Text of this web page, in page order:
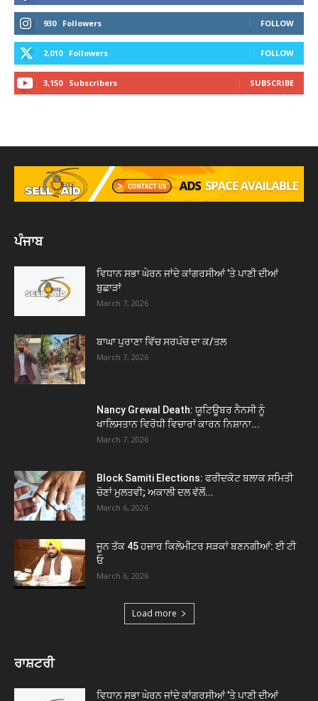
930 Followers FOLLOW
2,010 Followers FOLLOW
3,150 Subscribers SUBSCRIBE
ਪੰਜਾਬ
ਵਿਧਾਨ ਸਭਾ ਘੇਰਨ ਜਾਂਦੇ ਕਾਂਗਰਸੀਆਂ ’ਤੇ ਪਾਣੀ ਦੀਆਂ
ਬੁਛਾੜਾਂ
March 7, 2026
ਬਾਘਾ ਪੁਰਾਣਾ ਵਿੱਚ ਸਰਪੰਚ ਦਾ ਕ/ਤਲ
March 7, 2026
Nancy Grewal Death: ਯੂਟਿਊਬਰ ਨੈਨਸੀ ਨੂੰ
ਖਾਲਿਸਤਾਨ ਵਿਰੋਧੀ ਵਿਚਾਰਾਂ ਕਾਰਨ ਨਿਸ਼ਾਨਾ...
March 7, 2026
Block Samiti Elections: ਫਰੀਦਕੋਟ ਬਲਾਕ ਸਮਿਤੀ
ਚੋਣਾਂ ਮੁਲਤਵੀ; ਅਕਾਲੀ ਦਲ ਵੱਲੋਂ...
March 6, 2026
ਜੂਨ ਤੱਕ 45 ਹਜ਼ਾਰ ਕਿਲੋਮੀਟਰ ਸੜਕਾਂ ਬਣਨਗੀਆਂ: ਈ ਟੀ
ਓ
March 6, 2026
Load more
ਰਾਸ਼ਟਰੀ
ਵਿਧਾਨ ਸਭਾ ਘੇਰਨ ਜਾਂਦੇ ਕਾਂਗਰਸੀਆਂ ’ਤੇ ਪਾਣੀ ਦੀਆਂ